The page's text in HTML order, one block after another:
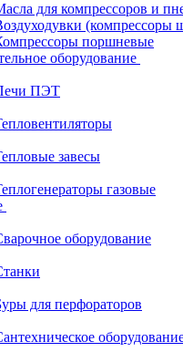
для компрессоров и
(компрессоры
поршневые
оборудование
ПЭТ
завесы
газовые
оборудование
для перфораторов